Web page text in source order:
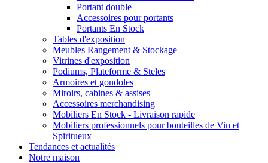
Portant double
Accessoires pour portants
Portants En Stock
Tables d'exposition
Meubles Rangement & Stockage
Vitrines d'exposition
Podiums, Plateforme & Steles
Armoires et gondoles
Miroirs, cabines & assises
Accessoires merchandising
Mobiliers En Stock - Livraison rapide
Mobiliers professionnels pour bouteilles de Vin et
Spiritueux
Tendances et actualités
Notre maison